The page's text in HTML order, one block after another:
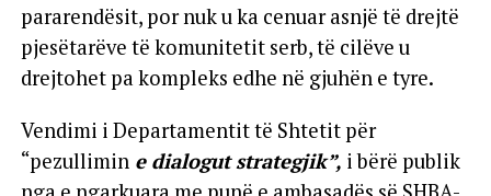
pararendësit, por nuk u ka cenuar asnjë të drejtë
pjesëtarëve të komunitetit serb, të cilëve u
drejtohet pa kompleks edhe në gjuhën e tyre.
Vendimi i Departamentit të Shtetit për
“pezullimin e dialogut strategjik”, i bërë publik